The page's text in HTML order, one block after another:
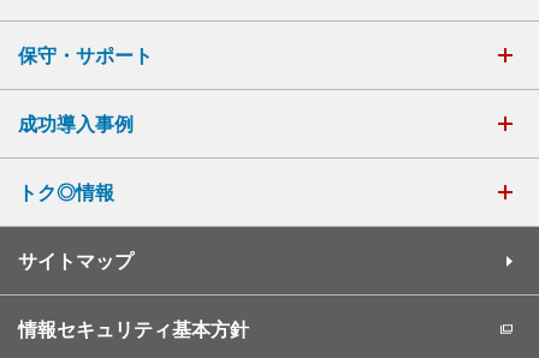
保守・サポート
成功導入事例
トク◎情報
サイトマップ
情報セキュリティ基本方針